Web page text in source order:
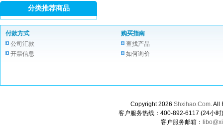
分类推荐商品
付款方式
公司汇款
开票信息
购买指南
查找产品
如何询价
Copyright 2026 Shxihao.Com. All
客户服务热线：400-892-6117 (24小
客户服务邮箱：